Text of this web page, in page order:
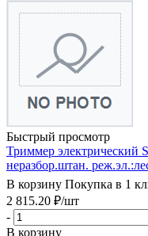
Быстрый просмотр
Триммер электрический
неразбор.штан.
В корзину Покупка в 1
2 815.20 ₽/шт
-
В корзину